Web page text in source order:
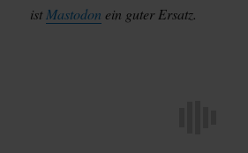
istMastodon ein guter Ersatz.